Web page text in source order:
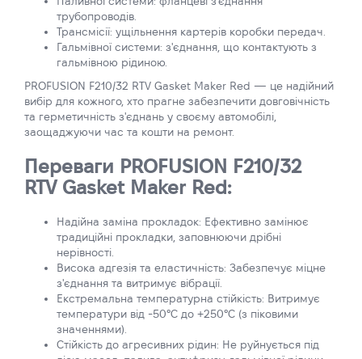
трубопроводів.
Трансмісії: ущільнення картерів коробки передач.
Гальмівної системи: з'єднання, що контактують з
гальмівною рідиною.
PROFUSION F210/32 RTV Gasket Maker Red — це надійний
вибір для кожного, хто прагне забезпечити довговічність
та герметичність з'єднань у своєму автомобілі,
заощаджуючи час та кошти на ремонт.
Переваги PROFUSION F210/32
RTV Gasket Maker Red:
Надійна заміна прокладок: Ефективно замінює
традиційні прокладки, заповнюючи дрібні
нерівності.
Висока адгезія та еластичність: Забезпечує міцне
з'єднання та витримує вібрації.
Екстремальна температурна стійкість: Витримує
температури від -50°С до +250°С (з піковими
значеннями).
Стійкість до агресивних рідин: Не руйнується під